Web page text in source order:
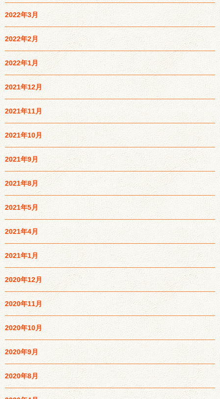
2022年3月
2022年2月
2022年1月
2021年12月
2021年11月
2021年10月
2021年9月
2021年8月
2021年5月
2021年4月
2021年1月
2020年12月
2020年11月
2020年10月
2020年9月
2020年8月